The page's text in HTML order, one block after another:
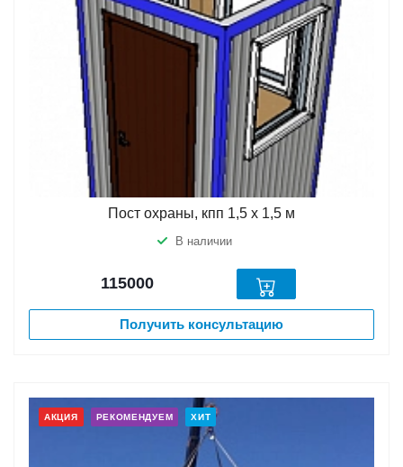
Пост охраны, кпп 1,5 х 1,5 м
В наличии
115000
Получить консультацию
АКЦИЯ РЕКОМЕНДУЕМ ХИТ